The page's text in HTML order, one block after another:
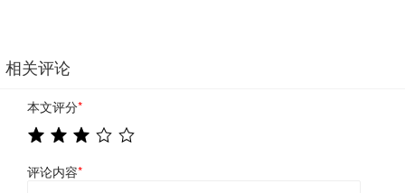
相关评论
本文评分*
评论内容*